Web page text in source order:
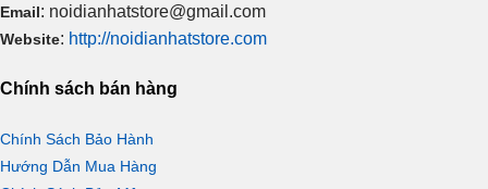
Email: noidianhatstore@gmail.com
Website: http://noidianhatstore.com
Chính sách bán hàng
Chính Sách Bảo Hành
Hướng Dẫn Mua Hàng